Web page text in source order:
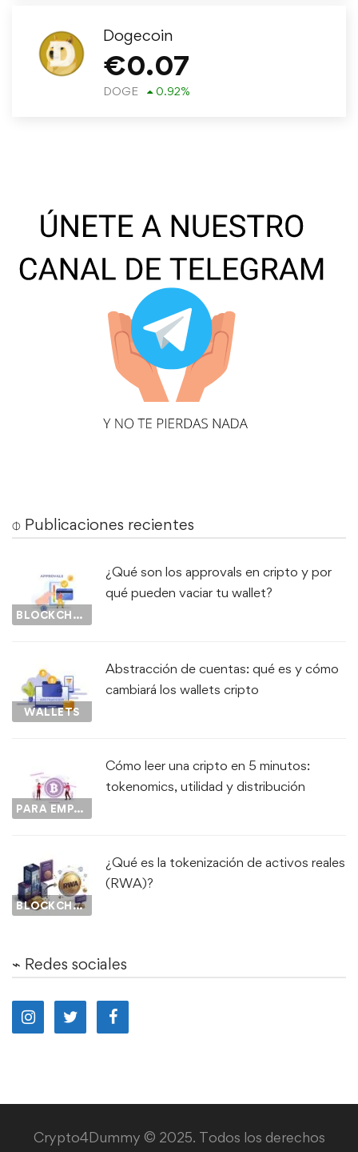
Dogecoin
€0.07
DOGE 0.92%
⌽ Publicaciones recientes
BLOCKCHAIN
¿Qué son los approvals en cripto y por
qué pueden vaciar tu wallet?
WALLETS
Abstracción de cuentas: qué es y cómo
cambiará los wallets cripto
PARA EMPEZAR...
Cómo leer una cripto en 5 minutos:
tokenomics, utilidad y distribución
BLOCKCHAIN
¿Qué es la tokenización de activos reales
(RWA)?
⌁ Redes sociales
Crypto4Dummy © 2025. Todos los derechos